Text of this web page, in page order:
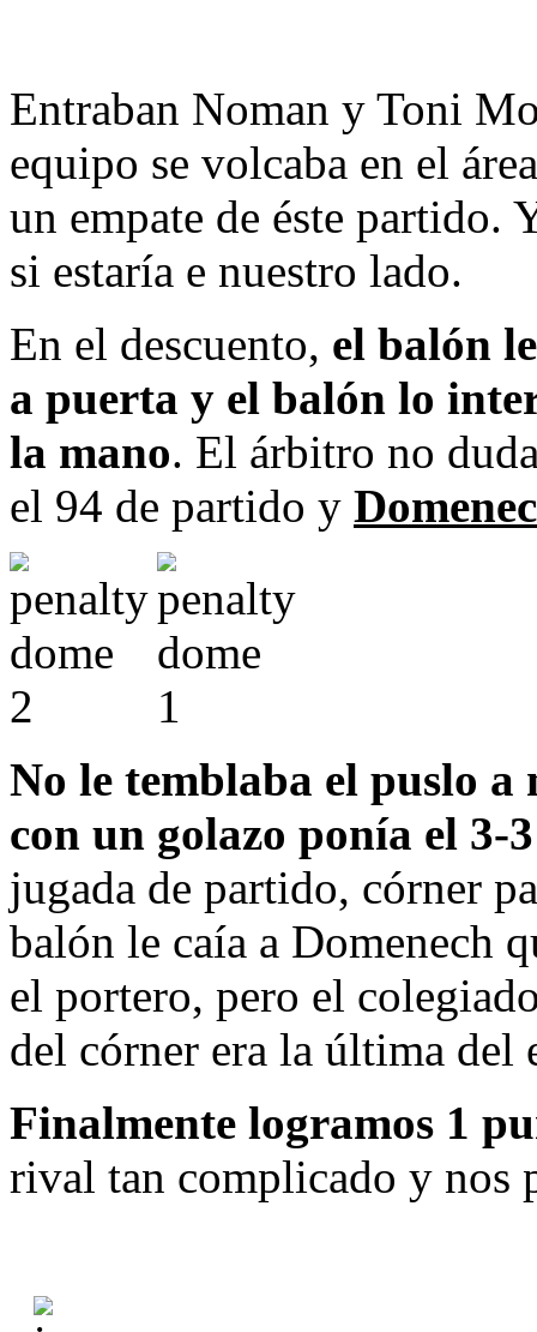
Entraban Noman y Toni
equipo se volcaba en el
un empate de éste partido.
si estaría e nuestro lado.
En el descuento, el balón
a puerta y el balón lo
la mano. El árbitro no
el 94 de partido y
No le temblaba el puslo
con un golazo ponía el 3-
jugada de partido, córner
balón le caía a Domenech
el portero, pero el
del córner era la última del
Finalmente logramos 1
rival tan complicado y nos